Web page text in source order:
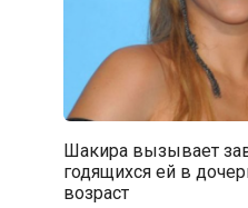
Шакира вызывает
годящихся ей в
возраст